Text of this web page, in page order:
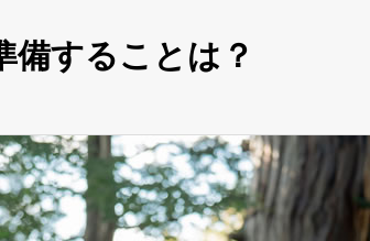
備することは？